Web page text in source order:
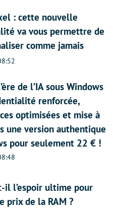
: cette nouvelle
va vous permettre de
comme jamais
de l’IA sous Windows
renforcée,
optimisées et mise à
une version authentique
pour seulement 22 € !
il l’espoir ultime pour
prix de la RAM ?